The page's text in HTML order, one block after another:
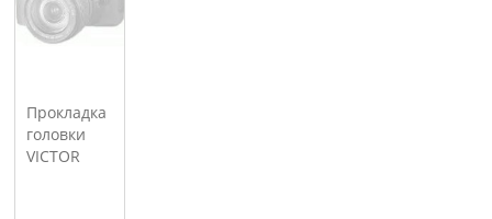
Прокладка
головки
VICTOR